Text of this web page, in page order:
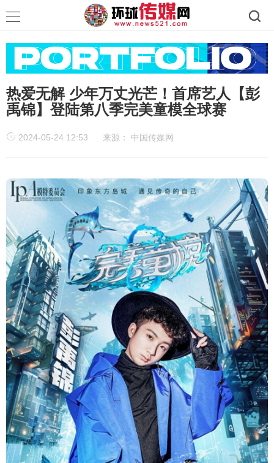
热爱无解 少年万丈光芒！首席艺人【彭
禹锦】登陆第八季完美童模全球赛
2024-05-24 12:53 来源： 中国传媒网